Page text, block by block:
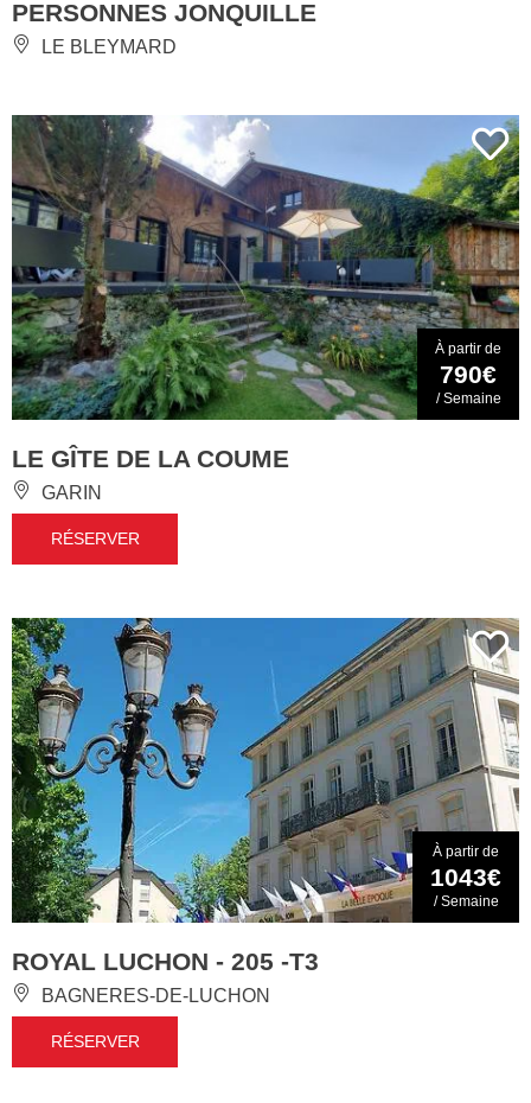
PERSONNES JONQUILLE
LE BLEYMARD
À partir de
790€
/ Semaine
LE GÎTE DE LA COUME
GARIN
RÉSERVER
À partir de
1043€
/ Semaine
ROYAL LUCHON - 205 -T3
BAGNERES-DE-LUCHON
RÉSERVER